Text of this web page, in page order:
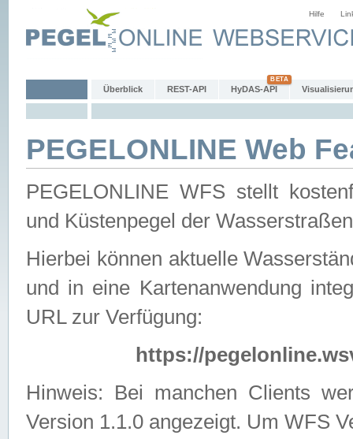
Hilfe
Überblick REST-API HyDAS-API
PEGELONLINE Web
PEGELONLINE WFS stellt
und Küstenpegel der
Hierbei können aktuelle
und in eine Kartenanwendung
URL zur Verfügung:
https://
Hinweis: Bei manchen Clients
Version 1.1.0 angezeigt. Um WFS